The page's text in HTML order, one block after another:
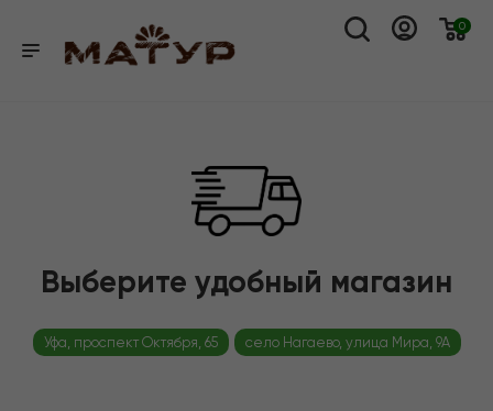
0
Выберите удобный магазин
Уфа, проспект Октября, 65 село Нагаево, улица Мира, 9А